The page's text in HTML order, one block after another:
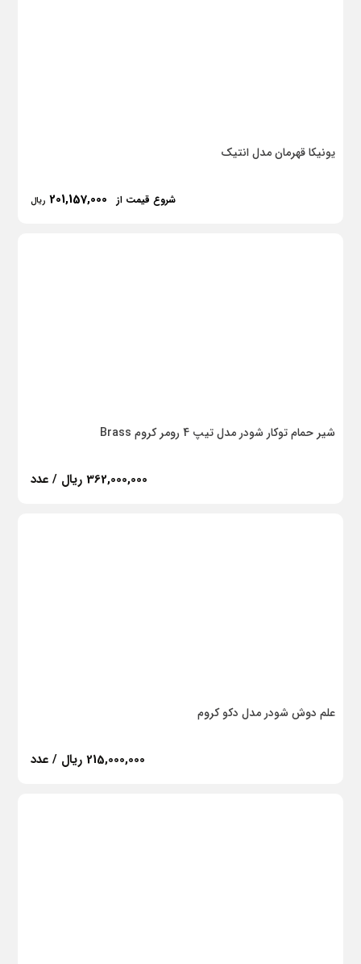
یونیکا قهرمان مدل انتیک
شروع قیمت از 201,157,000 ریال
شیر حمام توکار شودر مدل تیپ 4 رومر کروم Brass
362,000,000 ریال / عدد
علم دوش شودر مدل دکو کروم
215,000,000 ریال / عدد